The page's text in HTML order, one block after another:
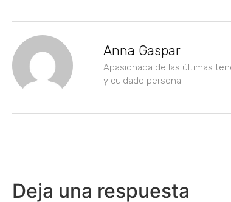
Anna Gaspar
Apasionada de las últimas
y cuidado personal.
Deja una respuesta